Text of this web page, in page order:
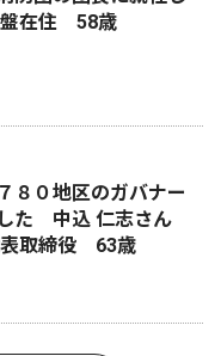
在住 58歳
８０地区のガバナー
た 中込 仁志さん
表取締役 63歳